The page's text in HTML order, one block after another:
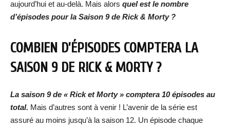
aujourd’hui et au-delà. Mais alors quel est le nombre
d’épisodes pour la Saison 9 de Rick & Morty ?
COMBIEN D’ÉPISODES COMPTERA LA
SAISON 9 DE RICK & MORTY ?
La saison 9 de « Rick et Morty » comptera 10 épisodes au
total. Mais d’autres sont à venir ! L’avenir de la série est
assuré au moins jusqu’à la saison 12. Un épisode chaque